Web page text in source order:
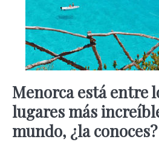
Menorca está entre
lugares más
mundo, ¿la conoces?